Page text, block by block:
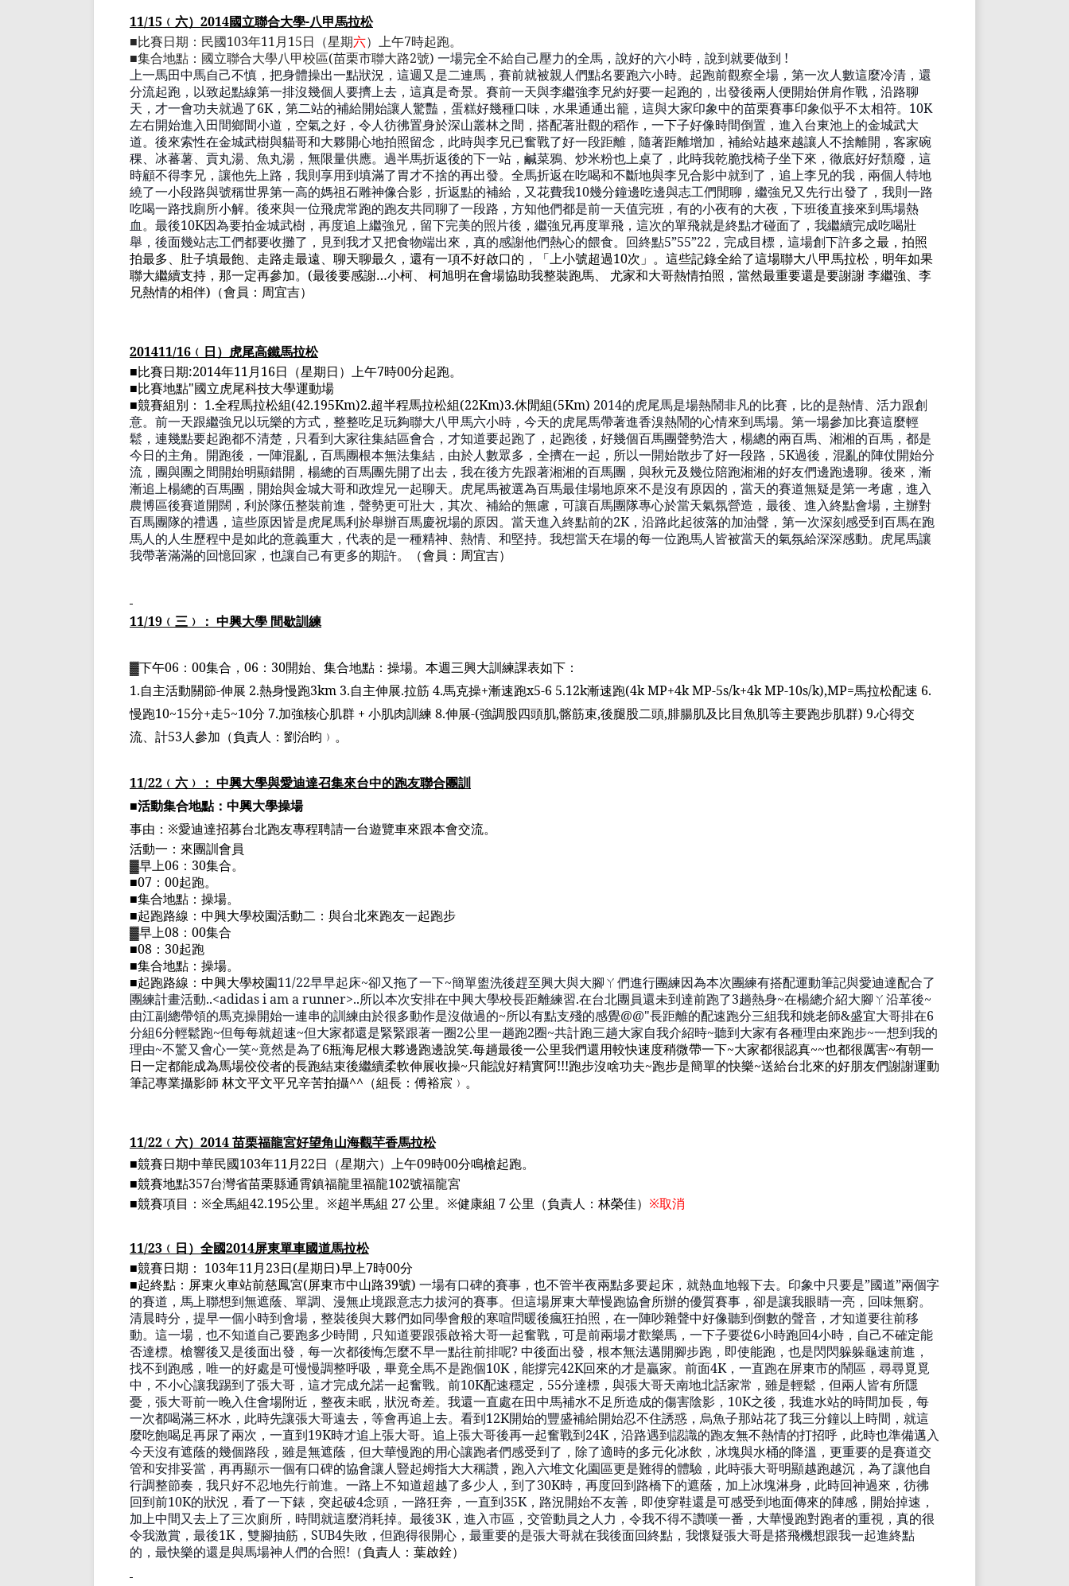
11/15 ﹙ 六） 2014國立聯合大學-八甲馬拉松
■比賽日期：民國103年11月15日（星期六）上午7時起跑。
■集合地點：國立聯合大學八甲校區(苗栗市聯大路2號) 一場完全不給自己壓力的全馬，說好的六小時， 說到就要做到 !
上一馬田中馬自己不慎，把身體操出一點狀況，這週又是二連馬，賽前就被親人們點名要跑六小時。起跑前觀察全場，第一次人數這麼冷清，還
分流起跑，以致起點線第一排沒幾個人要擠上去，這真是奇景。賽前一天與李繼強李兄約好要一起跑的，出發後兩人便開始併肩作戰，沿路聊
天，才一會功夫就過了6K，第二站的補給開始讓人驚豔，蛋糕好幾種口味，水果通通出籠，這與大家印象中的苗栗賽事印象似乎不太相符。 10K
左右開始進入田間鄉間小道，空氣之好，令人彷彿置身於深山叢林之間， 搭配著壯觀的稻作，一下子好像時間倒置，進入台東池上的金城武大
道。後來索性在金城武樹與貓哥和大夥開心地拍照留念，此時與李兄已奮戰了好一段距離，隨著距離增加，補給站越來越讓人不捨離開，客家碗
稞、冰蕃薯、貢丸湯、魚丸湯，無限量供應。過半馬折返後的下一站，鹹菜鴉、炒米粉也上桌了，此時我乾脆找椅子坐下來，徹底好好頹廢，這
時顧不得李兄，讓他先上路，我則享用到填滿了胃才不捨的再出發。全馬折返在吃喝和不斷地與李兄合影中就到了，追上李兄的我，兩個人特地
繞了一小段路與號稱世界第一高的媽祖石雕神像合影，折返點的補給，又花費我10幾分鐘邊吃邊與志工們閒聊， 繼強兄又先行出發了，我則一路
吃喝一路找廁所小解。後來與一位飛虎常跑的跑友共同聊了一段路，方知他們都是前一天值完班，有的小夜有的大夜 ，下班後直接來到馬場熱
血。最後10K因為要拍金城武樹，再度追上繼強兄 ，留下完美的照片後， 繼強兄再度單飛，這次的單飛就是終點才碰面了，我繼續完成吃喝壯
舉，後面幾站志工們都要收攤了，見到我才又把食物端出來，真的感謝他們熱心的餵食。回終點5”55”22 ，完成目標，這場創下許多之最，拍照
拍最多、肚子填最飽、走路走最遠、 聊天聊最久 ，還有一項不好啟口的，「上小號超過10次」。這些記錄全給了這場聯大八甲馬拉松，明年如果
聯大繼續支持，那一定再參加。 (最後要感謝…小柯、 柯旭明在會場協助我整裝跑馬、 尤家和大哥熱情拍照，當然最重要還是要謝謝李繼強、李
兄熱情的相伴) （會員：周宜吉）
201411/16 ﹙ 日） 虎尾高鐵馬拉松
■比賽日期:2014年11月16日（星期日）上午7時00分起跑。
■比賽地點"國立虎尾科技大學運動場
■競賽組別： 1.全程馬拉松組(42.195Km)2.超半程馬拉松組(22Km)3.休閒組(5Km) 2014的虎尾馬是場熱鬧非凡的比賽，比的是熱情、活力跟創
意。前一天跟繼強兄以玩樂的方式，整整吃足玩夠聯大八甲馬六小時 ，今天的虎尾馬帶著進香溴熱鬧的心情來到馬場。第一場參加比賽這麼輕
鬆，連幾點要起跑都不清楚， 只看到大家往集結區會合，才知道要起跑了，起跑後，好幾個百馬團聲勢浩大，楊總的兩百馬、湘湘的百馬 ，都是
今日的主角。開跑後，一陣混亂， 百馬團根本無法集結，由於人數眾多， 全擠在一起，所以一開始散步了好一段路， 5K過後，混亂的陣仗開始分
流，團與團之間開始明顯錯開，楊總的百馬團先開了出去，我在後方先跟著湘湘的百馬團 ，與秋元及幾位陪跑湘湘的好友們邊跑邊聊。後來，漸
漸追上楊總的百馬團 ，開始與金城大哥和政煌兄一起聊天。虎尾馬被選為百馬最佳場地原來不是沒有原因的，當天的賽道無疑是第一考慮，進入
農博區後賽道開闊， 利於隊伍整裝前進，聲勢更可壯大，其次、補給的無慮，可讓百馬團隊專心於當天氣氛營造，最後、進入終點會場，主辦對
百馬團隊的禮遇，這些原因皆是虎尾馬利於舉辦百馬慶祝場的原因。當天進入終點前的2K，沿路此起彼落的加油聲，第一次深刻感受到百馬在跑
馬人的人生歷程中是如此的意義重大，代表的是一種精神、熱情、和堅持。我想當天在場的每一位跑馬人皆被當天的氣氛給深深感動。虎尾馬讓
我帶著滿滿的回憶回家，也讓自己有更多的期許。
（會員：周宜吉）
11/19 ﹙ 三 ﹚ ： 中興大學 間歇訓練
▓下午06 ： 00集合， 06 ： 30開始、集合地點：操場。 本週三興大訓練課表如下：
1.自主活動關節-伸展 2.熱身慢跑3km 3.自主伸展.拉筋4.馬克操+漸速跑x5-6 5.12k漸速跑(4k MP+4k MP-5s/k+4k MP-10s/k),MP=馬拉松配速 6.
慢跑10~15分+走5~10分 7.加強核心肌群 + 小肌肉訓練 8.伸展-(強調股四頭肌,髂筋束,後腿股二頭,腓腸肌及比目魚肌等主要跑步肌群) 9.心得交
流、 計53人參加 （負責人：劉治昀 ﹚ 。
11/22 ﹙ 六 ﹚ ： 中興大學與愛迪達召集來台中的跑友聯合團訓
■活動集合地點：中興大學操場
事由：※愛迪達招募台北跑友專程聘請一台遊覽車來跟本會交流。
活動一 ： 來團訓會員
▓早上06 ： 30集合。
■07 ： 00起跑。
■集合地點：操場。
■起跑路線：中興大學校園活動二：與台北來跑友一起跑步
▓早上08 ： 00集合
■08 ： 30起跑
■集合地點：操場。
■起跑路線：中興大學校園11/22早早起床~卻又拖了一下~簡單盥洗後趕至興大與大腳ㄚ們進行團練因為本次團練有搭配運動筆記與愛迪達配合了
團練計畫活動..<adidas i am a runner>..所以本次安排在中興大學校長距離練習.在台北團員還未到達前跑了3趟熱身~在楊總介紹大腳ㄚ沿革後~
由江副總帶領的馬克操開始一連串的訓練由於很多動作是沒做過的~所以有點支殘的感覺@@"長距離的配速跑分三組我和姚老師&盛宜大哥排在6
分組6分輕鬆跑~但每每就超速~但大家都還是緊緊跟著一圈2公里一趟跑2圈~共計跑三趟大家自我介紹時~聽到大家有各種理由來跑步~一想到我的
理由~不驚又會心一笑~竟然是為了6瓶海尼根大夥邊跑邊說笑.每趟最後一公里我們還用較快速度稍微帶一下~大家都很認真~~也都很厲害~有朝一
日一定都能成為馬場佼佼者的長跑結束後繼續柔軟伸展收操~只能說好精實阿!!!跑步沒啥功夫~跑步是簡單的快樂~送給台北來的好朋友們謝謝運動
筆記專業攝影師 林文平文平兄辛苦拍攝^^ （組長：傅裕宸 ﹚ 。
11/22 ﹙ 六） 2014苗栗福龍宮好望角山海觀芉香馬拉松
■競賽日期中華民國103年11月22日（星期六）上午09時00分鳴槍起跑。
■競賽地點357台灣省苗栗縣通霄鎮福龍里福龍102號福龍宮
■競賽項目： ※全馬組42.195公里。 ※超半馬組 27公里。 ※健康組 7公里 （負責人：林榮佳） ※取消
11/23 ﹙ 日） 全國2014屏東單車國道馬拉松
■競賽日期： 103年11月23日(星期日)早上7時00分
■起終點：屏東火車站前慈鳳宮(屏東市中山路39號) 一場有口碑的賽事，也不管半夜兩點多要起床，就熱血地報下去。印象中只要是”國道”兩個字
的賽道，馬上聯想到無遮蔭、單調、漫無止境跟意志力拔河的賽事。但這場屏東大華慢跑協會所辦的優質賽事，卻是讓我眼睛一亮，回味無窮。
清晨時分，提早一個小時到會場，整裝後與大夥們如同學會般的寒喧問暖後瘋狂拍照，在一陣吵雜聲中好像聽到倒數的聲音，才知道要往前移
動。這一場，也不知道自己要跑多少時間，只知道要跟張啟裕大哥一起奮戰，可是前兩場才歡樂馬，一下子要從6小時跑回4小時，自己不確定能
否達標。槍響後又是後面出發，每一次都後悔怎麼不早一點往前排呢? 中後面出發，根本無法邁開腳步跑，即使能跑，也是閃閃躲躲龜速前進，
找不到跑感 ，唯一的好處是可慢慢調整呼吸，畢竟全馬不是跑個10K，能撐完42K回來的才是贏家。前面4K，一直跑在屏東市的鬧區，尋尋覓覓
中，不小心讓我踢到了張大哥，這才完成允諾一起奮戰。前10K配速穩定， 55分達標，與張大哥天南地北話家常，雖是輕鬆，但兩人皆有所隱
憂，張大哥前一晚入住會場附近，整夜未眠，狀況奇差。我還一直處在田中馬補水不足所造成的傷害陰影， 10K之後，我進水站的時間加長，每
一次都喝滿三杯水，此時先讓張大哥遠去，等會再追上去。看到12K開始的豐盛補給開始忍不住誘惑，烏魚子那站花了我三分鐘以上時間，就這
麼吃飽喝足再尿了兩次， 一直到19K時才追上張大哥。追上張大哥後再一起奮戰到24K，沿路遇到認識的跑友無不熱情的打招呼，此時也準備邁入
今天沒有遮蔭的幾個路段，雖是無遮蔭，但大華慢跑的用心讓跑者們感受到了，除了適時的多元化冰飲，冰塊與水桶的降溫，更重要的是賽道交
管和安排妥當，再再顯示一個有口碑的協會讓人豎起姆指大大稱讚，跑入六堆文化園區更是難得的體驗，此時張大哥明顯越跑越沉 ，為了讓他自
行調整節奏，我只好不忍地先行前進。一路上不知道超越了多少人，到了30K時，再度回到路橋下的遮蔭，加上冰塊淋身，此時回神過來，彷彿
回到前10K的狀況，看了一下錶 ，突起破4念頭，一路狂奔， 一直到35K，路況開始不友善，即使穿鞋還是可感受到地面傳來的陣感 ， 開始掉速 ，
加上中間又去上了三次廁所，時間就這麼消耗掉。最後3K，進入市區，交管動員之人力，令我不得不讚嘆一番，大華慢跑對跑者的重視，真的很
令我激賞，最後1K，雙腳抽筋， SUB4失敗，但跑得很開心，最重要的是張大哥就在我後面回終點，我懷疑張大哥是搭飛機想跟我一起進終點
的，最快樂的還是與馬場神人們的合照! （負責人： 葉啟銓）